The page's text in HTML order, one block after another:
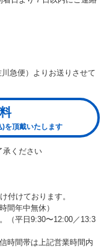
急便）よりお送りさせて
を頂戴いたします
承ください
付けております。
間年中無休）
（平日9:30〜12:00／13:3
時間帯は上記営業時間内